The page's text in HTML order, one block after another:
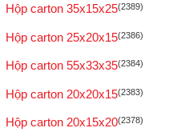
Hộp carton 35x15x25(2389)
Hộp carton 25x20x15(2386)
Hộp carton 55x33x35(2384)
Hộp carton 20x20x15(2383)
Hộp carton 20x15x20(2378)